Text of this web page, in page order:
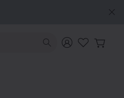
flèche Haut ou Bas pour naviguer